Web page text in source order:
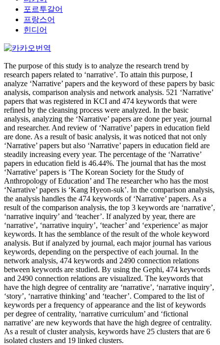
포르투갈어
프랑스어
힌디어
The purpose of this study is to analyze the research trend by
research papers related to ‘narrative’. To attain this purpose, I
analyze ‘Narrative’ papers and the keyword of these papers by basic
analysis, comparison analysis and network analysis. 521 ‘Narrative’
papers that was registered in KCI and 474 keywords that were
refined by the cleansing process were analyzed. In the basic
analysis, analyzing the ‘Narrative’ papers are done per year, journal
and researcher. And review of ‘Narrative’ papers in education field
are done. As a result of basic analysis, it was noticed that not only
‘Narrative’ papers but also ‘Narrative’ papers in education field are
steadily increasing every year. The percentage of the ‘Narrative’
papers in education field is 46.44%. The journal that has the most
‘Narrative’ papers is ‘The Korean Society for the Study of
Anthropology of Education’ and The researcher who has the most
‘Narrative’ papers is ‘Kang Hyeon-suk’. In the comparison analysis,
the analysis handles the 474 keywords of ‘Narrative’ papers. As a
result of the comparison analysis, the top 3 keywords are ‘narrative’,
‘narrative inquiry’ and ‘teacher’. If analyzed by year, there are
‘narrative’, ‘narrative inquiry’, ‘teacher’ and ‘experience’ as major
keywords. It has the semblance of the result of the whole keyword
analysis. But if analyzed by journal, each major journal has various
keywords, depending on the perspective of each journal. In the
network analysis, 474 keywords and 2490 connection relations
between keywords are studied. By using the Gephi, 474 keywords
and 2490 connection relations are visualized. The keywords that
have the high degree of centrality are ‘narrative’, ‘narrative inquiry’,
‘story’, ‘narrative thinking’ and ‘teacher’. Compared to the list of
keywords per a frequency of appearance and the list of keywords
per degree of centrality, ‘narrative curriculum’ and ‘fictional
narrative’ are new keywords that have the high degree of centrality.
As a result of cluster analysis, keywords have 25 clusters that are 6
isolated clusters and 19 linked clusters.